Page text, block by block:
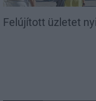
Felújított üzletet